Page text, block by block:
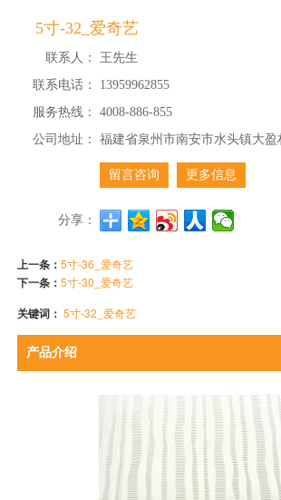
5寸-32_爱奇艺
联系人：
王先生
联系电话：
13959962855
服务热线：
4008-886-855
公司地址：
福建省泉州市南安市水头镇大盈
留言咨询 更多信息
分享：
上一条：5寸-36_爱奇艺
下一条：5寸-30_爱奇艺
关键词：5寸-32_爱奇艺
产品介绍